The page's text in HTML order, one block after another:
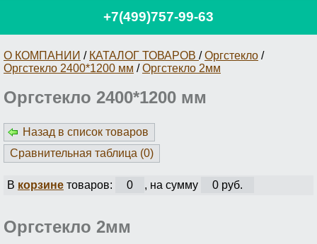
+7(499)757-99-63
О КОМПАНИИ / КАТАЛОГ ТОВАРОВ /Оргстекло /
Оргстекло 2400*1200 мм /Оргстекло 2мм
Оргстекло 2400*1200 мм
Назад в список товаров
Сравнительная таблица (0)
В корзинетоваров: 0 , на сумму 0 руб.
Оргстекло 2мм